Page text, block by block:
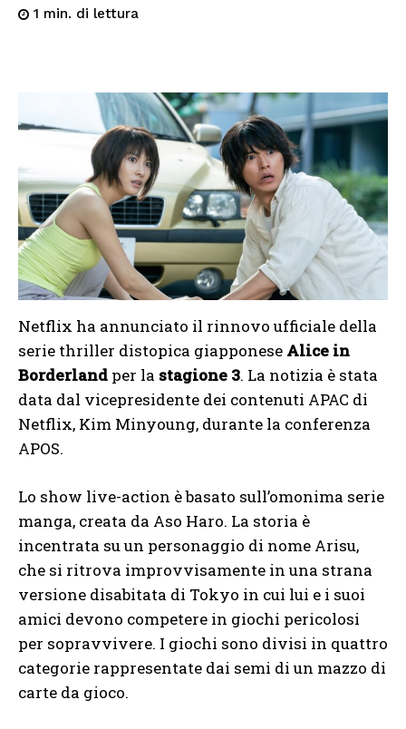
1 min. di lettura
Netflix ha annunciato il rinnovo ufficiale della
serie thriller distopica giapponese Alice in
Borderland per la stagione 3. La notizia è stata
data dal vicepresidente dei contenuti APAC di
Netflix, Kim Minyoung, durante la conferenza
APOS.
Lo show live-action è basato sull’omonima serie
manga, creata da Aso Haro. La storia è
incentrata su un personaggio di nome Arisu,
che si ritrova improvvisamente in una strana
versione disabitata di Tokyo in cui lui e i suoi
amici devono competere in giochi pericolosi
per sopravvivere. I giochi sono divisi in quattro
categorie rappresentate dai semi di un mazzo di
carte da gioco.